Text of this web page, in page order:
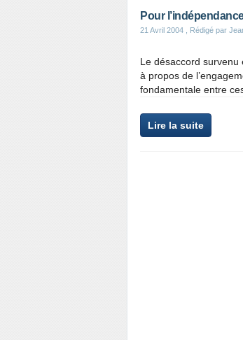
Pour
21 Avril 2004 , Rédigé par
Le désaccord survenu
à propos de
fondamentale entre
Lire la suite